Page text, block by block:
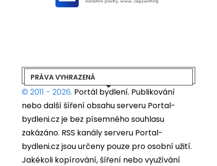
PRÁVA VYHRAZENÁ
© 2011 - 2026. Portál bydlení. Publikování
nebo další šíření obsahu serveru Portal-
bydleni.cz je bez písemného souhlasu
zakázáno. RSS kanály serveru Portal-
bydleni.cz jsou určeny pouze pro osobní užití.
Jakékoli kopírování, šíření nebo využívání